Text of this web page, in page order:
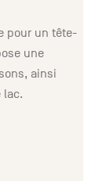
pour un tête-
une
ainsi
lac.